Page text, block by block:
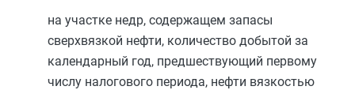
на участке недр, содержащем запасы
сверхвязкой нефти, количество добытой за
календарный год, предшествующий первому
числу налогового периода, нефти вязкостью